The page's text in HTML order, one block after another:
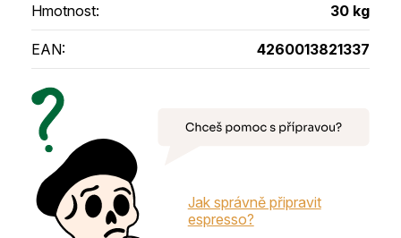
Hmotnost: 30 kg
EAN: 4260013821337
Jak správně připravit
espresso?